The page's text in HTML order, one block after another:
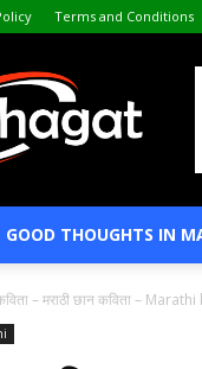
Terms and Conditions
GOOD THOUGHTS IN
– मराठी छान कविता –